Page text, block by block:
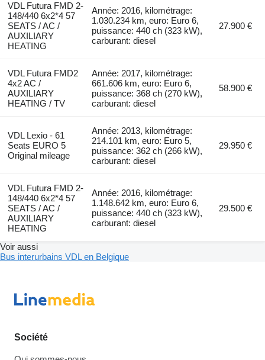
VDL Futura FMD 2-
148/440 6x2*4 57
SEATS / AC /
AUXILIARY
HEATING
Année: 2016, kilométrage:
1.030.234 km, euro: Euro 6,
puissance: 440 ch (323 kW),
carburant: diesel
27.900 €
VDL Futura FMD2
4x2 AC /
AUXILIARY
HEATING / TV
Année: 2017, kilométrage:
661.606 km, euro: Euro 6,
puissance: 368 ch (270 kW),
carburant: diesel
58.900 €
VDL Lexio - 61
Seats EURO 5
Original mileage
Année: 2013, kilométrage:
214.101 km, euro: Euro 5,
puissance: 362 ch (266 kW),
carburant: diesel
29.950 €
VDL Futura FMD 2-
148/440 6x2*4 57
SEATS / AC /
AUXILIARY
HEATING
Année: 2016, kilométrage:
1.148.642 km, euro: Euro 6,
puissance: 440 ch (323 kW),
carburant: diesel
29.500 €
Voir aussi
Bus interurbains VDL en Belgique
Société